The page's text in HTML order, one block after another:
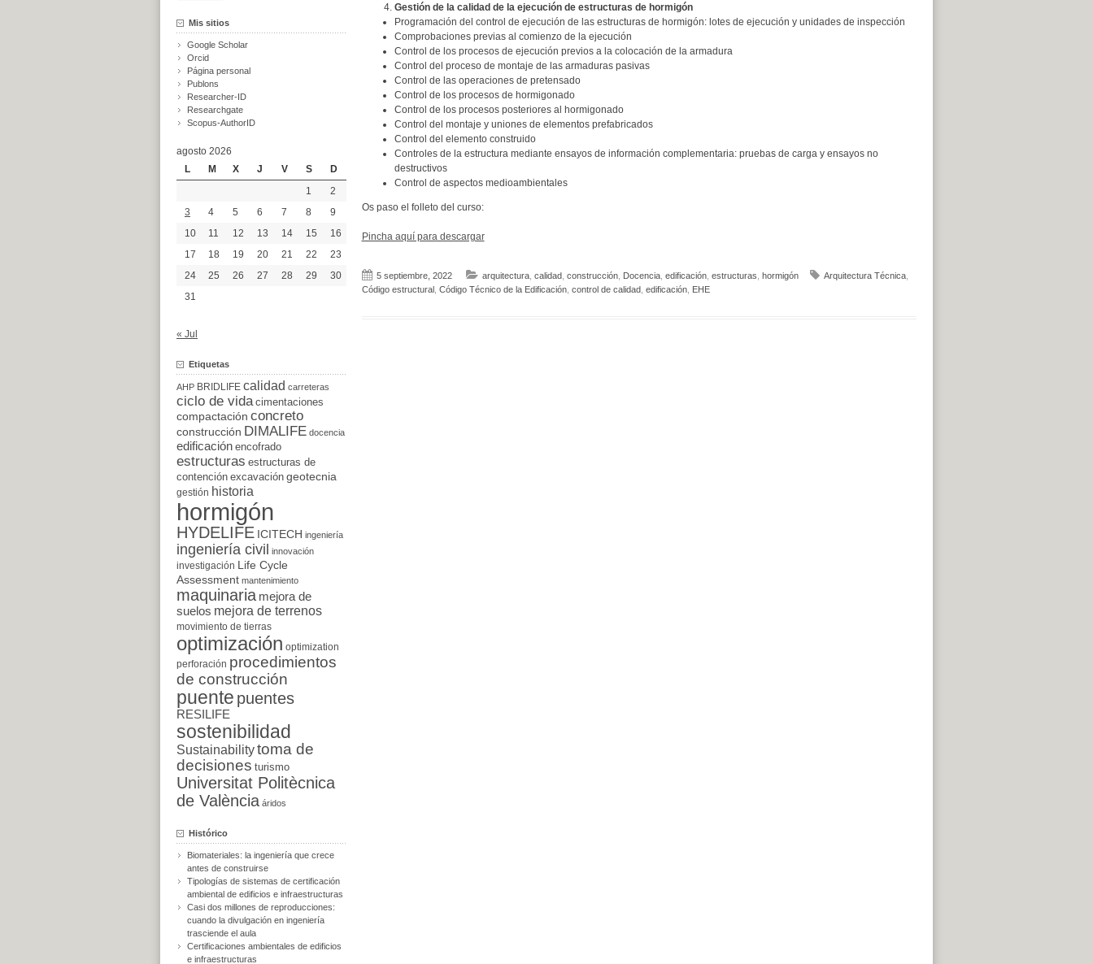
Gestión de la calidad de la ejecución de estructuras de hormigón
Programación del control de ejecución de las estructuras de hormigón: lotes de ejecución y unidades de inspección
Comprobaciones previas al comienzo de la ejecución
Control de los procesos de ejecución previos a la colocación de la armadura
Control del proceso de montaje de las armaduras pasivas
Control de las operaciones de pretensado
Control de los procesos de hormigonado
Control de los procesos posteriores al hormigonado
Control del montaje y uniones de elementos prefabricados
Control del elemento construido
Controles de la estructura mediante ensayos de información complementaria: pruebas de carga y ensayos no
destructivos
Control de aspectos medioambientales
Os paso el folleto del curso:
Pincha aquí para descargar
5 septiembre, 2022 arquitectura, calidad, construcción, Docencia, edificación, estructuras hormigón Arquitectura Técnica,
Código estructural, Código Técnico de la Edificación, control de calidad, edificación, EHE
Mis sitios
Google Scholar
Orcid
Página personal
Publons
Researcher-ID
Researchgate
Scopus-AuthorID
agosto 2026
L
M X J V S
D
1
2
3
4 5 6 7 8
9
10
11 12 13 14 15
16
17
18 19 20 21 22
23
24
25 26 27 28 29
30
31
« Jul
Etiquetas
AHP BRIDLIFE calidad carreteras
ciclo de vida cimentaciones
compactación concreto
construcción DIMALIFE docencia
edificación encofrado
estructuras estructuras de
contención excavación geotecnia
gestión historia
hormigón
HYDELIFE ICITECH ingeniería
ingeniería civil innovación
investigación
Life Cycle
Assessment mantenimiento
maquinaria mejora de
suelos mejora de terrenos
movimiento de tierras
optimización optimization
perforación procedimientos
de construcción
puente puentes
RESILIFE
sostenibilidad
Sustainabilitytoma de
decisiones turismo
Universitat Politècnica
de València áridos
Histórico
Biomateriales: la ingeniería que crece
antes de construirse
Tipologías de sistemas de certificación
ambiental de edificios e infraestructuras
Casi dos millones de reproducciones:
cuando la divulgación en ingeniería
trasciende el aula
Certificaciones ambientales de edificios
e infraestructuras